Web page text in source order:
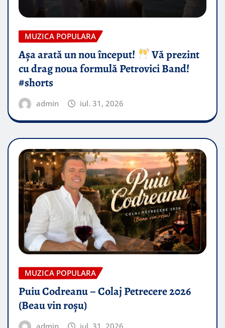
MUZICA POPULARA
Așa arată un nou început!
Vă prezint
cu drag noua formulă Petrovici Band!
#shorts
admin iul. 31, 2026
MUZICA POPULARA
Puiu Codreanu – Colaj Petrecere 2026
(Beau vin roșu)
admin iul. 31, 2026